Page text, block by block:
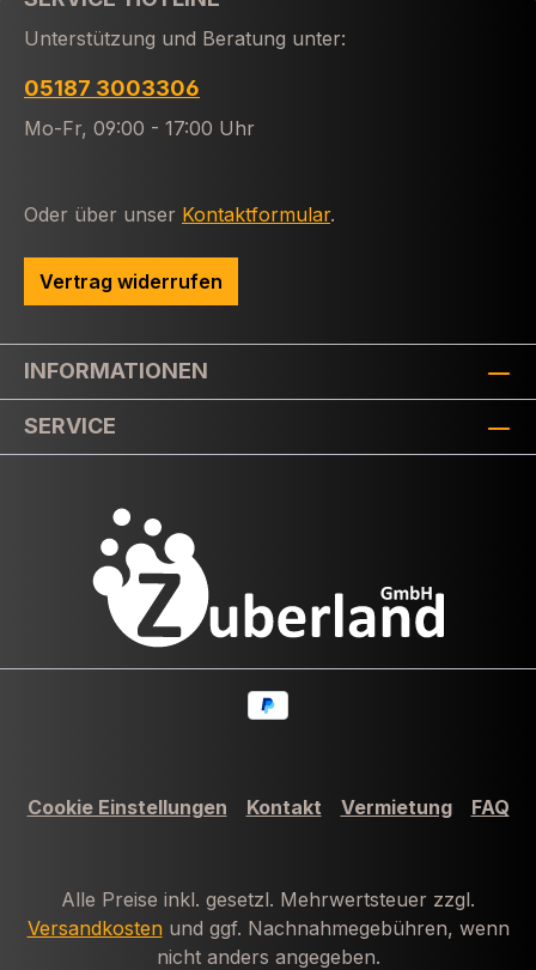
Unterstützung und Beratung unter:
05187 3003306
Mo-Fr, 09:00 - 17:00 Uhr
Oder über unser Kontaktformular.
Vertrag widerrufen
INFORMATIONEN
SERVICE
Cookie Einstellungen Kontakt Vermietung FAQ
Alle Preise inkl. gesetzl. Mehrwertsteuer zzgl.
Versandkosten und ggf. Nachnahmegebühren, wenn
nicht anders angegeben.